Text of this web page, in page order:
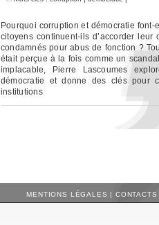
Pourquoi corruption et démocratie
citoyens continuent-ils d’accorder
condamnés pour abus de fonction ?
était perçue à la fois comme un
implacable, Pierre Lascoumes
démocratie et donne des clés pour
institutions
MENTIONS LÉGALES | CONTACTS